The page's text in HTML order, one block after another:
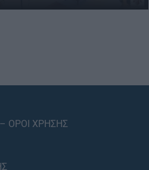
ΟΡΟΙ ΧΡΗΣΗΣ